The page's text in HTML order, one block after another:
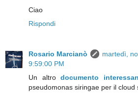
Ciao
Rispondi
Rosario Marcianò
martedì,
9:59:00 PM
Un altro documento
pseudomonas siringae per il cloud